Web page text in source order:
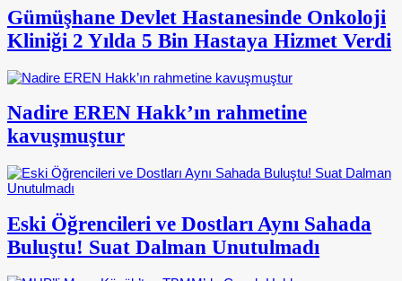
Gümüşhane Devlet Hastanesinde Onkoloji
Kliniği 2 Yılda 5 Bin Hastaya Hizmet Verdi
Nadire EREN Hakk’ın rahmetine
kavuşmuştur
Eski Öğrencileri ve Dostları Aynı Sahada
Buluştu! Suat Dalman Unutulmadı